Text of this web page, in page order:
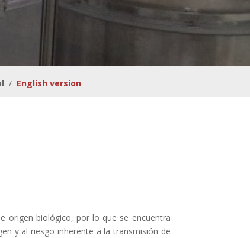
/ English version
origen biológico, por lo que se encuentra
y al riesgo inherente a la transmisión de